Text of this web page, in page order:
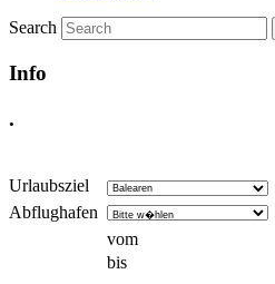
Search
Info
.
Urlaubsziel
Abflughafen
vom
bis